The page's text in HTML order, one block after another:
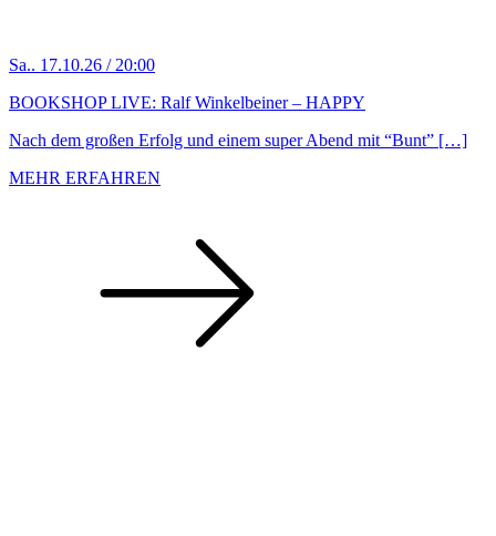
Sa.. 17.10.26 / 20:00
BOOKSHOP LIVE: Ralf Winkelbeiner – HAPPY
Nach dem großen Erfolg und einem super Abend mit “Bunt” […]
MEHR ERFAHREN